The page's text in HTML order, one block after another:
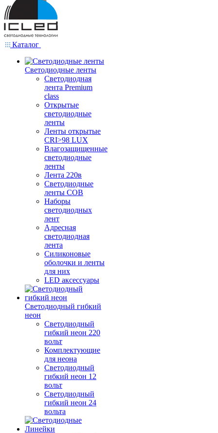
Каталог
Светодиодные ленты
Светодиодная
лента Premium
class
Открытые
светодиодные
ленты
Ленты открытые
CRI>98 LUX
Влагозащищенные
светодиодные
ленты
Лента 220в
Светодиодные
ленты COB
Наборы
светодиодных
лент
Адресная
светодиодная
лента
Силиконовые
оболочки и ленты
для них
LED аксессуары
Светодиодный гибкий
неон
Светодиодный
гибкий неон 220
вольт
Комплектующие
для неона
Светодиодный
гибкий неон 12
вольт
Светодиодный
гибкий неон 24
вольта